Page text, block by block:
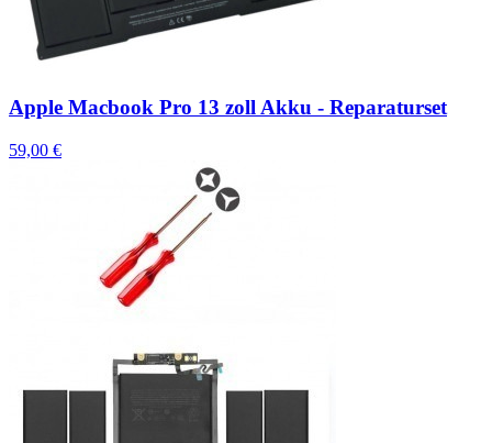
Apple Macbook Pro 13 zoll Akku - Reparaturset
59,00 €